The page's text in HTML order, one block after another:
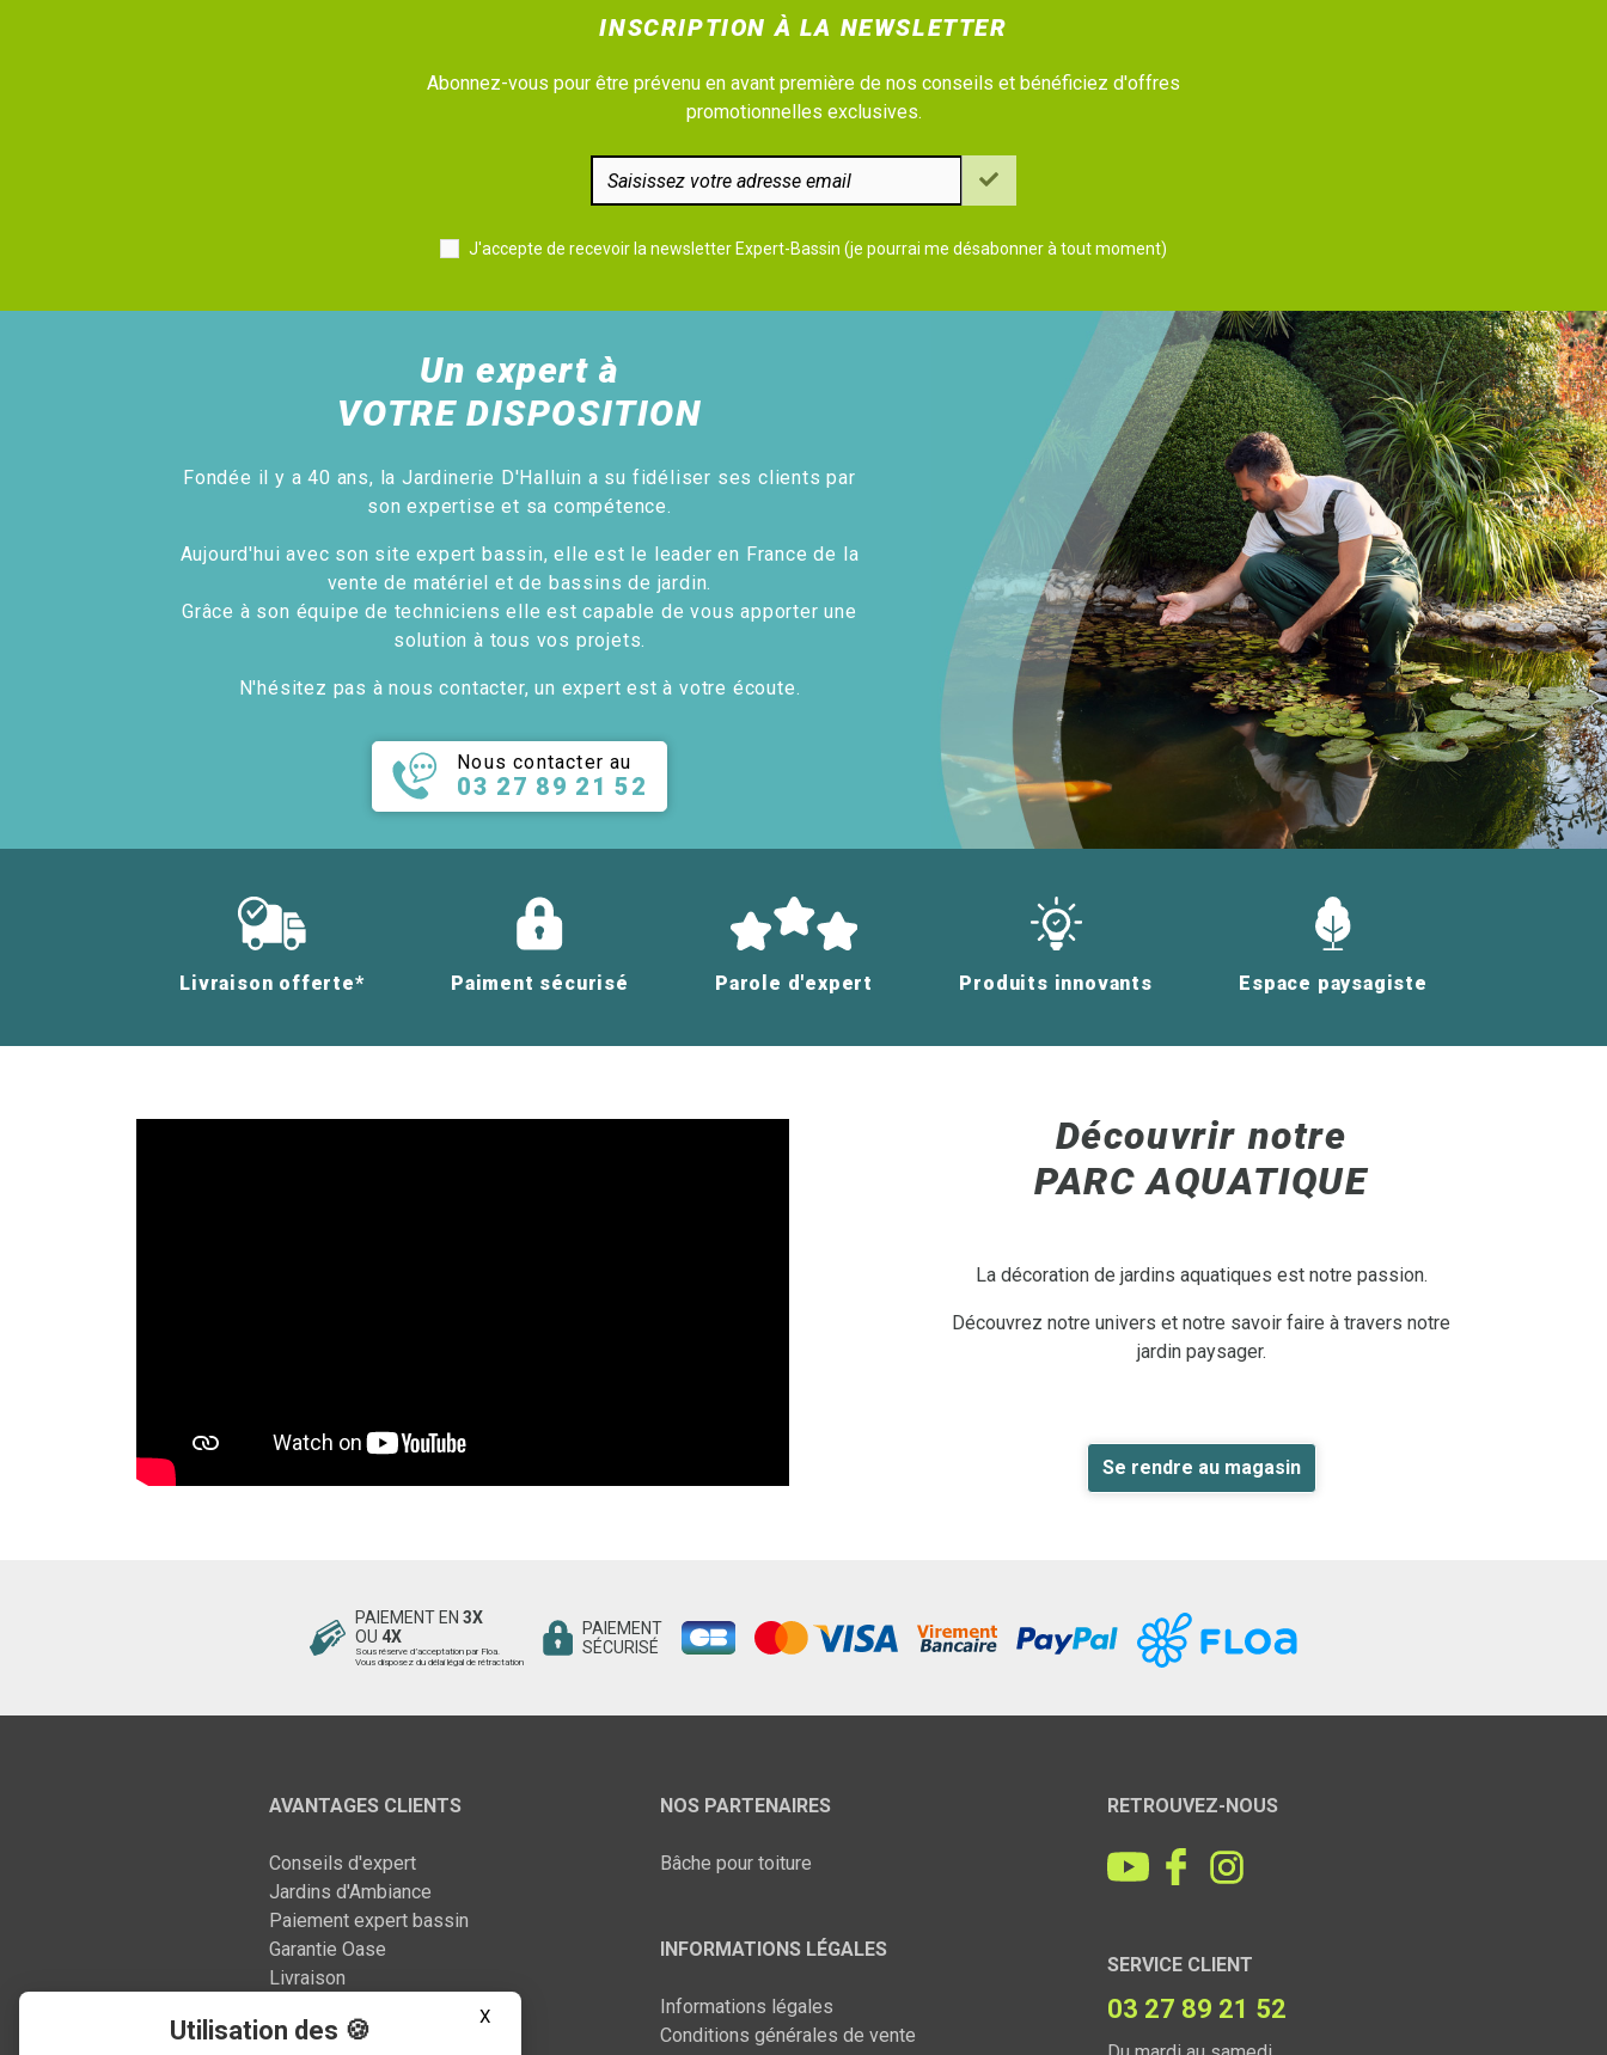
INSCRIPTION À LA NEWSLETTER
Abonnez-vous pour être prévenu en avant première de nos conseils et bénéficiez d'offres
promotionnelles exclusives.
J'accepte de recevoir la newsletter Expert-Bassin (je pourrai me désabonner à tout moment)
Un expert à
VOTRE DISPOSITION
Fondée il y a 40 ans, la Jardinerie D'Halluin a su fidéliser ses clients par
son expertise et sa compétence.
Aujourd'hui avec son site expert bassin, elle est le leader en France de la
vente de matériel et de bassins de jardin.
Grâce à son équipe de techniciens elle est capable de vous apporter une
solution à tous vos projets.
N'hésitez pas à nous contacter, un expert est à votre écoute.
Nous contacter au
03 27 89 21 52
Livraison offerte* Paiment sécurisé Parole d'expert Produits innovants Espace paysagiste
Découvrir notre
PARC AQUATIQUE
La décoration de jardins aquatiques est notre passion.
Découvrez notre univers et notre savoir faire à travers notre
jardin paysager.
Se rendre au magasin
PAIEMENT EN 3X
OU 4X
Sous réserve d’acceptation par Floa.
Vous disposez du délai légal de rétractation
PAIEMENT
SÉCURISÉ
AVANTAGES CLIENTS
Conseils d'expert
Jardins d'Ambiance
Paiement expert bassin
Garantie Oase
Livraison
Nos Réalisations
NOS PARTENAIRES
Bâche pour toiture
INFORMATIONS LÉGALES
Informations légales
Conditions générales de vente
RETROUVEZ-NOUS
SERVICE CLIENT
03 27 89 21 52
X
Utilisation des 🍪